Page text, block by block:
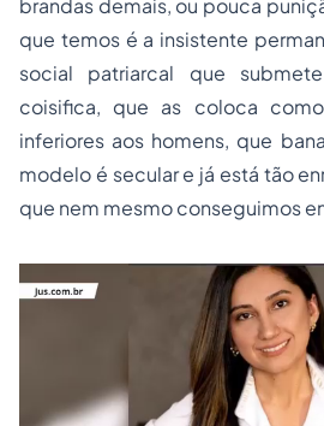
brandas demais, ou pouca
que temos é a insistente
social patriarcal que
coisifica, que as coloca
inferiores aos homens, que
modelo é secular e já está tão
que nem mesmo conseguimos